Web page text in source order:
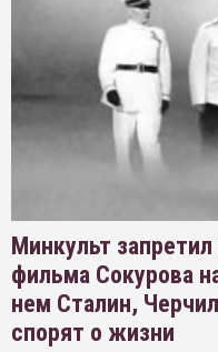
Минкульт
фильма Сокурова
нем Сталин,
спорят о жизни